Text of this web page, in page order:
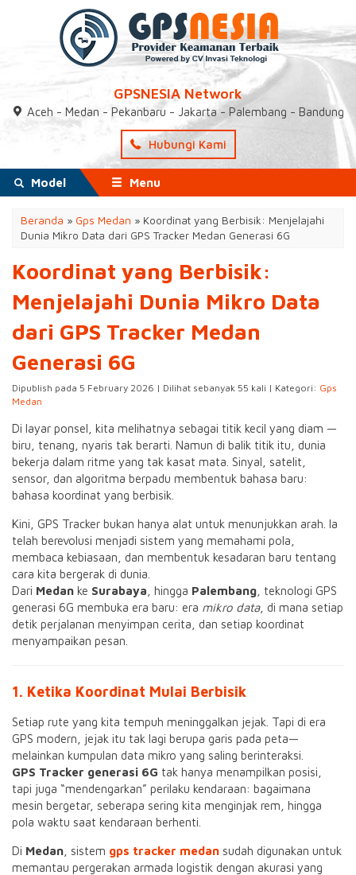
GPSNESIA Network
Aceh - Medan - Pekanbaru - Jakarta - Palembang - Bandung
Hubungi Kami
Model Menu
Beranda » Gps Medan » Koordinat yang Berbisik: Menjelajahi
Dunia Mikro Data dari GPS Tracker Medan Generasi 6G
Koordinat yang Berbisik:
Menjelajahi Dunia Mikro Data
dari GPS Tracker Medan
Generasi 6G
Dipublish pada 5 February 2026 | Dilihat sebanyak 55 kali | Kategori: Gps
Medan
Di layar ponsel, kita melihatnya sebagai titik kecil yang diam —
biru, tenang, nyaris tak berarti. Namun di balik titik itu, dunia
bekerja dalam ritme yang tak kasat mata. Sinyal, satelit,
sensor, dan algoritma berpadu membentuk bahasa baru:
bahasa koordinat yang berbisik.
Kini, GPS Tracker bukan hanya alat untuk menunjukkan arah. Ia
telah berevolusi menjadi sistem yang memahami pola,
membaca kebiasaan, dan membentuk kesadaran baru tentang
cara kita bergerak di dunia.
Dari Medan ke Surabaya , hingga Palembang , teknologi GPS
generasi 6G membuka era baru: era mikro data, di mana setiap
detik perjalanan menyimpan cerita, dan setiap koordinat
menyampaikan pesan.
1. Ketika Koordinat Mulai Berbisik
Setiap rute yang kita tempuh meninggalkan jejak. Tapi di era
GPS modern, jejak itu tak lagi berupa garis pada peta—
melainkan kumpulan data mikro yang saling berinteraksi.
GPS Tracker generasi 6G tak hanya menampilkan posisi,
tapi juga “mendengarkan” perilaku kendaraan: bagaimana
mesin bergetar, seberapa sering kita menginjak rem, hingga
pola waktu saat kendaraan berhenti.
Di Medan , sistem gps tracker medan sudah digunakan untuk
memantau pergerakan armada logistik dengan akurasi yang